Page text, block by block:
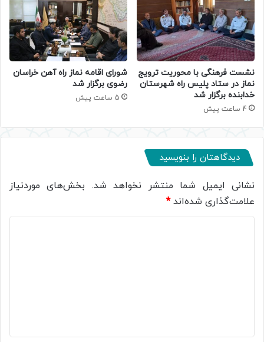
نشست فرهنگی با محوریت ترویج
نماز در ستاد پلیس راه شهرستان
خدابنده برگزار شد
4 ساعت پیش
شورای اقامه نماز راه آهن خراسان
رضوی برگزار شد
5 ساعت پیش
دیدگاهتان را بنویسید
نشانی ایمیل شما منتشر نخواهد شد. بخش‌های موردنیاز
علامت‌گذاری شده‌اند*